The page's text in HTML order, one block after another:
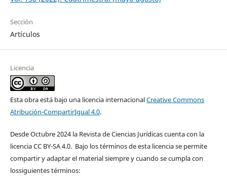
Sección
Artículos
Licencia
Esta obra está bajo una licencia internacionalCreative Commons
Atribución-CompartirIgual 4.0.
Desde Octubre 2024 la Revista de Ciencias Jurídicas cuenta con la
licencia CC BY-SA 4.0. Bajo los términos de esta licencia se permite
compartir y adaptar el material siempre y cuando se cumpla con
lossiguientes términos: